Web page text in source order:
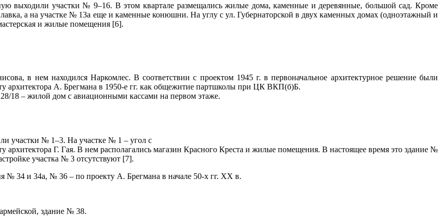
выходили участки № 9–16. В этом квартале размещались жилые дома, каменные и деревянные, большой сад. Кроме
а на участке № 13а еще и каменные конюшни. На углу с ул. Губернаторской в двух каменных домах (одноэтажный и
и жилые помещения [6].
в нем находился Наркомлес. В соответствии с проектом 1945 г. в первоначальное архитектурное решение были
архитектора А. Брегмана в 1950-е гг. как общежитие партшколы при ЦК ВКП(б)Б.
18 – жилой дом с авиационными кассами на первом этаже.
участки № 1–3. На участке № 1 – угол с
архитектора Г. Гая. В нем располагались магазин Красного Креста и жилые помещения. В настоящее время это здание №
участка № 3 отсутствуют [7].
№ 34 и 34а, № 36 – по проекту А. Брегмана в начале 50-х гг. XX в.
здание № 38.